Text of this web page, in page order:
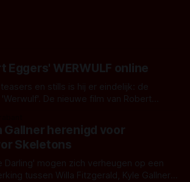
Eggers' WERWULF online
en stills is hij er eindelijk: de
De nieuwe film van Robert
en mythe. Het topic deze keer is (kon
de weerwolf. Kijk je mee?
Gallner herenigd voor
Skeletons
Darling' mogen zich verheugen op een
tussen Willa Fitzgerald, Kyle Gallner